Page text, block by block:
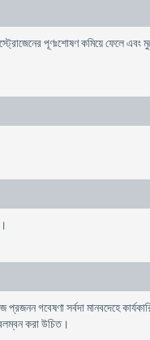
ইস্ট্রোজেনের পূণঃশোষণ কমিয়ে ফেলে
গবেষণা সর্বদা মানবদেহে
করা উচিত।